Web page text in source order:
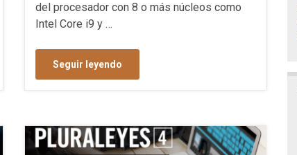
del procesador con 8 o más núcleos como
Intel Core i9 y …
Seguir leyendo